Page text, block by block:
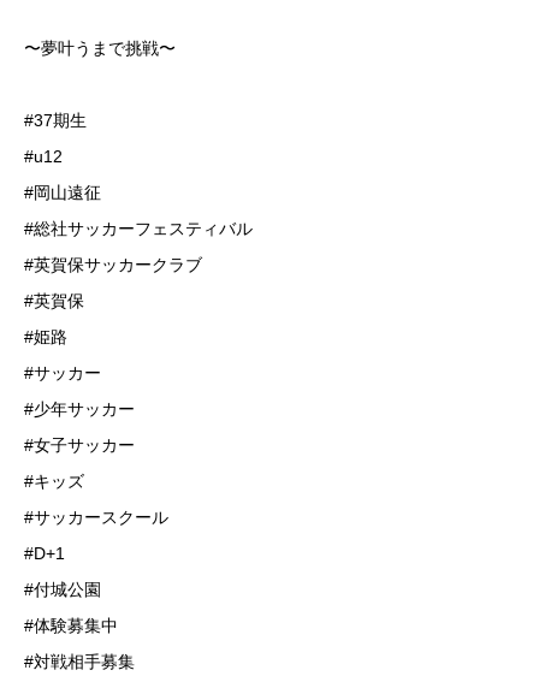
〜夢叶うまで挑戦〜
#37期生
#u12
#岡山遠征
#総社サッカーフェスティバル
#英賀保サッカークラブ
#英賀保
#姫路
#サッカー
#少年サッカー
#女子サッカー
#キッズ
#サッカースクール
#D+1
#付城公園
#体験募集中
#対戦相手募集